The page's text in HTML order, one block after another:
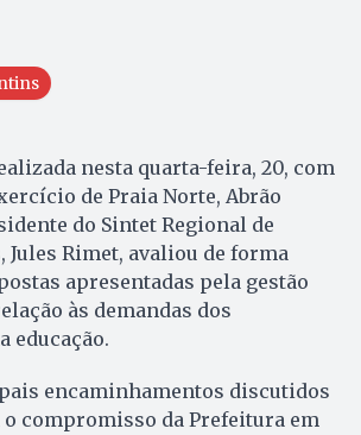
nesta quarta-feira, 20, com
de Praia Norte, Abrão
do Sintet Regional de
Rimet, avaliou de forma
apresentadas pela gestão
às demandas dos
educação.
encaminhamentos discutidos
o compromisso da Prefeitura em